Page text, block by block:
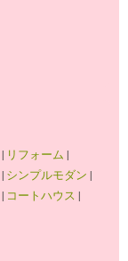
| リフォーム |
| シンプルモダン |
| コートハウス |